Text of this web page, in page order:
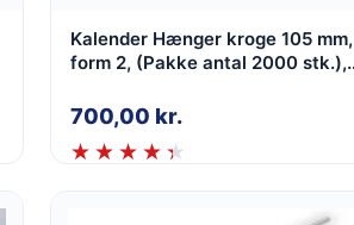
Kalender Hænger kroge 105 mm,
form 2, (Pakke antal 2000 stk.),
700,00 kr.